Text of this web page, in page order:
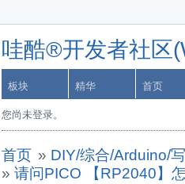
哇酷®开发者社区
板块 精华 首页
您尚未登录。
首页 » DIY/综合/Arduino/
» 请问PICO 【RP2040】